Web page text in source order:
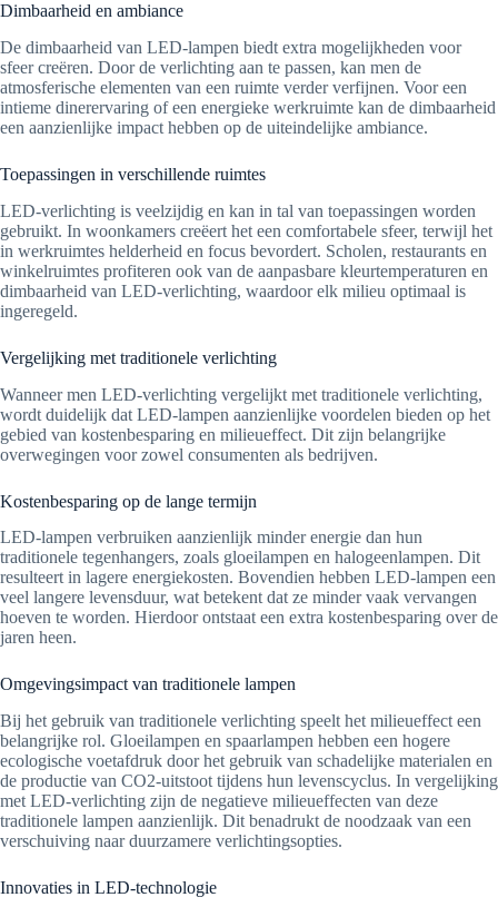
Dimbaarheid en ambiance
De dimbaarheid van LED-lampen biedt extra mogelijkheden voor
sfeer creëren. Door de verlichting aan te passen, kan men de
atmosferische elementen van een ruimte verder verfijnen. Voor een
intieme dinerervaring of een energieke werkruimte kan de dimbaarheid
een aanzienlijke impact hebben op de uiteindelijke ambiance.
Toepassingen in verschillende ruimtes
LED-verlichting is veelzijdig en kan in tal van toepassingen worden
gebruikt. In woonkamers creëert het een comfortabele sfeer, terwijl het
in werkruimtes helderheid en focus bevordert. Scholen, restaurants en
winkelruimtes profiteren ook van de aanpasbare kleurtemperaturen en
dimbaarheid van LED-verlichting, waardoor elk milieu optimaal is
ingeregeld.
Vergelijking met traditionele verlichting
Wanneer men LED-verlichting vergelijkt met traditionele verlichting,
wordt duidelijk dat LED-lampen aanzienlijke voordelen bieden op het
gebied van kostenbesparing en milieueffect. Dit zijn belangrijke
overwegingen voor zowel consumenten als bedrijven.
Kostenbesparing op de lange termijn
LED-lampen verbruiken aanzienlijk minder energie dan hun
traditionele tegenhangers, zoals gloeilampen en halogeenlampen. Dit
resulteert in lagere energiekosten. Bovendien hebben LED-lampen een
veel langere levensduur, wat betekent dat ze minder vaak vervangen
hoeven te worden. Hierdoor ontstaat een extra kostenbesparing over de
jaren heen.
Omgevingsimpact van traditionele lampen
Bij het gebruik van traditionele verlichting speelt het milieueffect een
belangrijke rol. Gloeilampen en spaarlampen hebben een hogere
ecologische voetafdruk door het gebruik van schadelijke materialen en
de productie van CO2-uitstoot tijdens hun levenscyclus. In vergelijking
met LED-verlichting zijn de negatieve milieueffecten van deze
traditionele lampen aanzienlijk. Dit benadrukt de noodzaak van een
verschuiving naar duurzamere verlichtingsopties.
Innovaties in LED-technologie